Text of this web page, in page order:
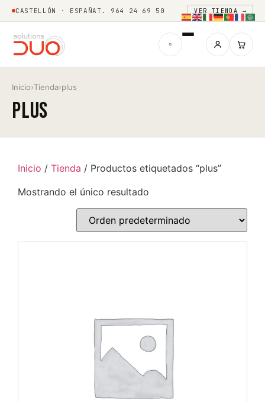
CASTELLÓN · ESPAÑAT. 964 24 69 50 VER TIENDA →
Inicio›Tienda›plus
plus
Inicio / Tienda / Productos etiquetados “plus”
Mostrando el único resultado